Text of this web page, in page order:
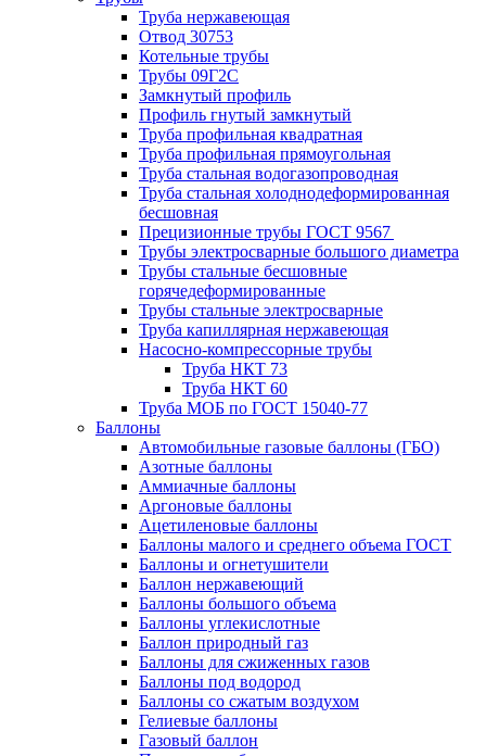
Труба нержавеющая
Отвод 30753
Котельные трубы
Трубы 09Г2С
Замкнутый профиль
Профиль гнутый замкнутый
Труба профильная квадратная
Труба профильная прямоугольная
Труба стальная водогазопроводная
Труба стальная холоднодеформированная
бесшовная
Прецизионные трубы ГОСТ 9567
Трубы электросварные большого диаметра
Трубы стальные бесшовные
горячедеформированные
Трубы стальные электросварные
Труба капиллярная нержавеющая
Насосно-компрессорные трубы
Труба НКТ 73
Труба НКТ 60
Труба МОБ по ГОСТ 15040-77
Баллоны
Автомобильные газовые баллоны (ГБО)
Азотные баллоны
Аммиачные баллоны
Аргоновые баллоны
Ацетиленовые баллоны
Баллоны малого и среднего объема ГОСТ
Баллоны и огнетушители
Баллон нержавеющий
Баллоны большого объема
Баллоны углекислотные
Баллон природный газ
Баллоны для сжиженных газов
Баллоны под водород
Баллоны со сжатым воздухом
Гелиевые баллоны
Газовый баллон